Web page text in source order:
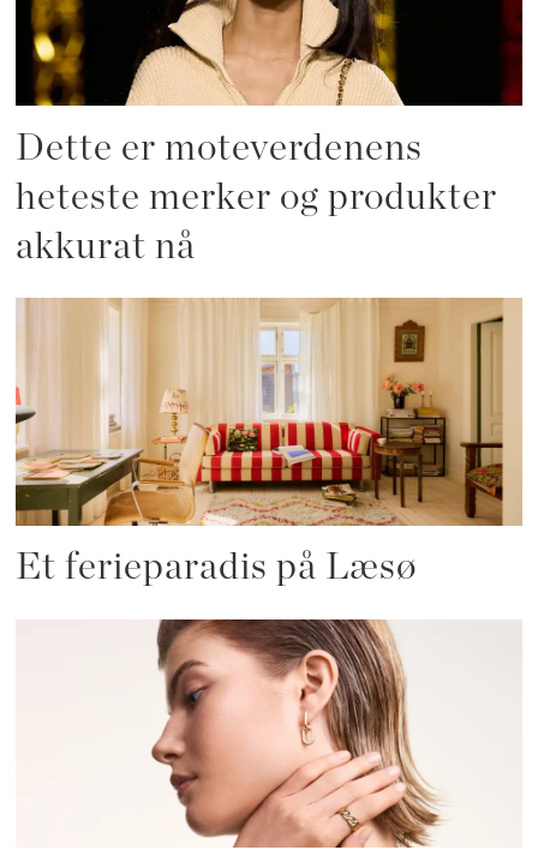
Dette er moteverdenens
heteste merker og produkter
akkurat nå
Et ferieparadis på Læsø